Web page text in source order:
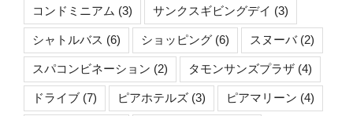
コンドミニアム (3) サンクスギビングデイ (3)
シャトルバス (6) ショッピング (6) スヌーバ(2)
スパコンビネーション (2) タモンサンズプラザ (4)
ドライブ (7) ピアホテルズ (3) ピアマリーン (4)